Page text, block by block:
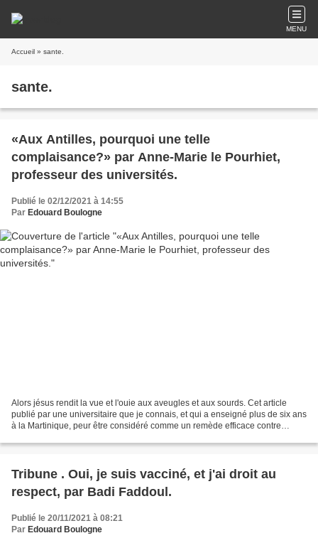
MENU
Accueil » sante.
sante.
«Aux Antilles, pourquoi une telle
complaisance?» par Anne-Marie le Pourhiet,
professeur des universités.
Publié le 02/12/2021 à 14:55
Par Edouard Boulogne
Alors jésus rendit la vue et l'ouie aux aveugles et aux sourds. Cet article
publié par une universitaire que je connais, et qui a enseigné plus de six ans
à la Martinique, peur être considéré comme un remède efficace contre
Tribune . Oui, je suis vacciné, et j'ai droit au
respect, par Badi Faddoul.
Publié le 20/11/2021 à 08:21
Par Edouard Boulogne